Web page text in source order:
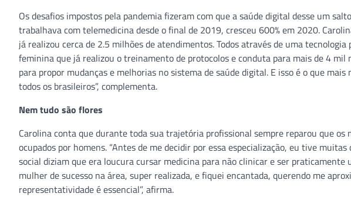
Os desafios impostos pela pandemia fizeram com que a saúde digital desse um
trabalhava com telemedicina desde o final de 2019, cresceu 600% em 2020.
já realizou cerca de 2.5 milhões de atendimentos. Todos através de uma
feminina que já realizou o treinamento de protocolos e conduta para mais de 4
para propor mudanças e melhorias no sistema de saúde digital. E isso é o que
todos os brasileiros”, complementa.
Nem tudo são flores
Carolina conta que durante toda sua trajetória profissional sempre reparou que os
ocupados por homens. “Antes de me decidir por essa especialização, eu tive
social diziam que era loucura cursar medicina para não clinicar e ser praticamente
mulher de sucesso na área, super realizada, e fiquei encantada, querendo me
representatividade é essencial”, afirma.